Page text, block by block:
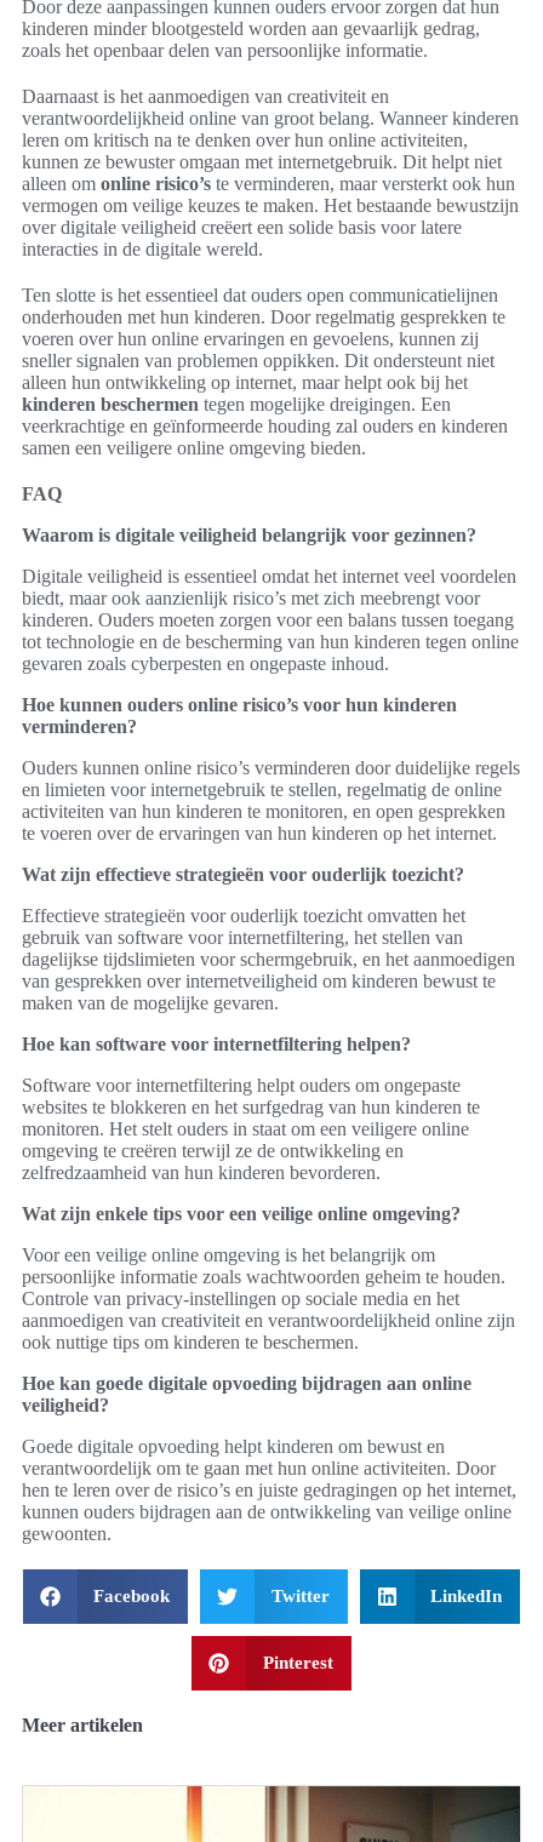
Door deze aanpassingen kunnen ouders ervoor zorgen dat hun
kinderen minder blootgesteld worden aan gevaarlijk gedrag,
zoals het openbaar delen van persoonlijke informatie.
Daarnaast is het aanmoedigen van creativiteit en
verantwoordelijkheid online van groot belang. Wanneer kinderen
leren om kritisch na te denken over hun online activiteiten,
kunnen ze bewuster omgaan met internetgebruik. Dit helpt niet
alleen om online risico’s te verminderen, maar versterkt ook hun
vermogen om veilige keuzes te maken. Het bestaande bewustzijn
over digitale veiligheid creëert een solide basis voor latere
interacties in de digitale wereld.
Ten slotte is het essentieel dat ouders open communicatielijnen
onderhouden met hun kinderen. Door regelmatig gesprekken te
voeren over hun online ervaringen en gevoelens, kunnen zij
sneller signalen van problemen oppikken. Dit ondersteunt niet
alleen hun ontwikkeling op internet, maar helpt ook bij het
kinderen beschermen tegen mogelijke dreigingen. Een
veerkrachtige en geïnformeerde houding zal ouders en kinderen
samen een veiligere online omgeving bieden.
FAQ
Waarom is digitale veiligheid belangrijk voor gezinnen?
Digitale veiligheid is essentieel omdat het internet veel voordelen
biedt, maar ook aanzienlijk risico’s met zich meebrengt voor
kinderen. Ouders moeten zorgen voor een balans tussen toegang
tot technologie en de bescherming van hun kinderen tegen online
gevaren zoals cyberpesten en ongepaste inhoud.
Hoe kunnen ouders online risico’s voor hun kinderen
verminderen?
Ouders kunnen online risico’s verminderen door duidelijke regels
en limieten voor internetgebruik te stellen, regelmatig de online
activiteiten van hun kinderen te monitoren, en open gesprekken
te voeren over de ervaringen van hun kinderen op het internet.
Wat zijn effectieve strategieën voor ouderlijk toezicht?
Effectieve strategieën voor ouderlijk toezicht omvatten het
gebruik van software voor internetfiltering, het stellen van
dagelijkse tijdslimieten voor schermgebruik, en het aanmoedigen
van gesprekken over internetveiligheid om kinderen bewust te
maken van de mogelijke gevaren.
Hoe kan software voor internetfiltering helpen?
Software voor internetfiltering helpt ouders om ongepaste
websites te blokkeren en het surfgedrag van hun kinderen te
monitoren. Het stelt ouders in staat om een veiligere online
omgeving te creëren terwijl ze de ontwikkeling en
zelfredzaamheid van hun kinderen bevorderen.
Wat zijn enkele tips voor een veilige online omgeving?
Voor een veilige online omgeving is het belangrijk om
persoonlijke informatie zoals wachtwoorden geheim te houden.
Controle van privacy-instellingen op sociale media en het
aanmoedigen van creativiteit en verantwoordelijkheid online zijn
ook nuttige tips om kinderen te beschermen.
Hoe kan goede digitale opvoeding bijdragen aan online
veiligheid?
Goede digitale opvoeding helpt kinderen om bewust en
verantwoordelijk om te gaan met hun online activiteiten. Door
hen te leren over de risico’s en juiste gedragingen op het internet,
kunnen ouders bijdragen aan de ontwikkeling van veilige online
gewoonten.
Facebook Twitter LinkedIn
Pinterest
Meer artikelen